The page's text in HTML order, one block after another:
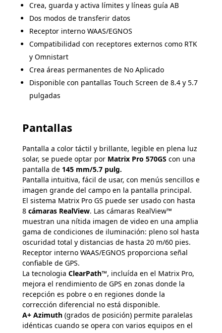
Crea, guarda y activa límites y líneas guía AB
Dos modos de transferir datos
Receptor interno WAAS/EGNOS
Compatibilidad con receptores externos como RTK
y Omnistart
Crea áreas permanentes de No Aplicado
Disponible con pantallas Touch Screen de 8.4 y 5.7
pulgadas
Pantallas
Pantalla a color táctil y brillante, legible en plena luz
solar, se puede optar por Matrix Pro 570GS con una
pantalla de 145 mm/5.7 pulg.
Pantalla intuitiva, fácil de usar, con menús sencillos e
imagen grande del campo en la pantalla principal.
El sistema Matrix Pro GS puede ser usado con hasta
8 cámaras RealView. Las cámaras RealView™
muestran una nítida imagen de video en una amplia
gama de condiciones de iluminación: pleno sol hasta
oscuridad total y distancias de hasta 20 m/60 pies.
Receptor interno WAAS/EGNOS proporciona señal
confiable de GPS.
La tecnologia ClearPath™, incluída en el Matrix Pro,
mejora el rendimiento de GPS en zonas donde la
recepción es pobre o en regiones donde la
corrección diferencial no está disponible.
A+ Azimuth(grados de posición) permite paralelas
idénticas cuando se opera con varios equipos en el